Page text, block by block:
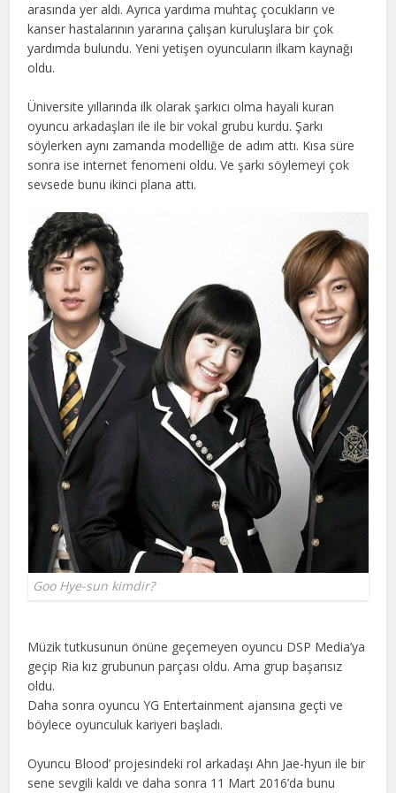
arasında yer aldı. Ayrıca yardıma muhtaç çocukların ve
kanser hastalarının yararına çalışan kuruluşlara bir çok
yardımda bulundu. Yeni yetişen oyuncuların ilkam kaynağı
oldu.
Üniversite yıllarında ilk olarak şarkıcı olma hayali kuran
oyuncu arkadaşları ile ile bir vokal grubu kurdu. Şarkı
söylerken aynı zamanda modelliğe de adım attı. Kısa süre
sonra ise internet fenomeni oldu. Ve şarkı söylemeyi çok
sevsede bunu ikinci plana attı.
Goo Hye-sun kimdir?
Müzik tutkusunun önüne geçemeyen oyuncu DSP Media’ya
geçip Ria kız grubunun parçası oldu. Ama grup başarısız
oldu.
Daha sonra oyuncu YG Entertainment ajansına geçti ve
böylece oyunculuk kariyeri başladı.
Oyuncu Blood’ projesindeki rol arkadaşı Ahn Jae-hyun ile bir
sene sevgili kaldı ve daha sonra 11 Mart 2016’da bunu